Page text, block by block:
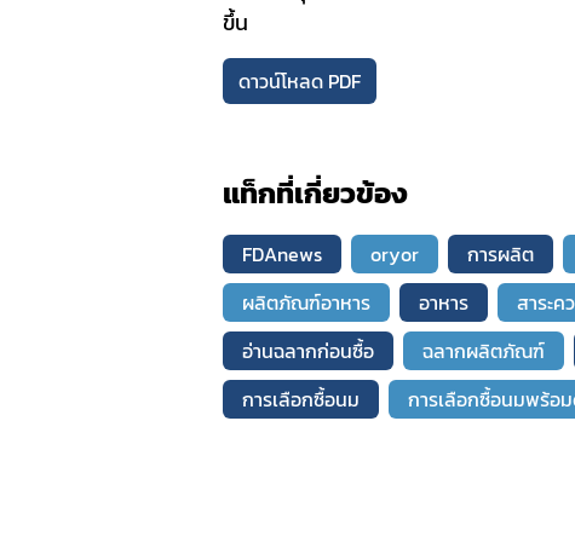
ขึ้น
ดาวน์โหลด PDF
แท็กที่เกี่ยวข้อง
FDAnews oryor การผลิต
ผลิตภัณฑ์อาหาร
อาหาร สาระค
อ่านฉลากก่อนซื้อ
ฉลากผลิตภัณฑ์
การเลือกซื้อนม
การเลือกซื้อนมพร้อ